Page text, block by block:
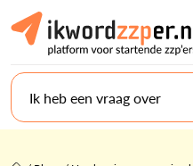
Ik heb een vraag over